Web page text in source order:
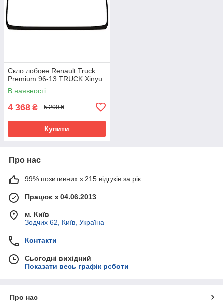
Скло лобове Renault Truck
Premium 96-13 TRUCK Xinyu
В наявності
4 368 ₴ 5 200 ₴
Купити
Про нас
99% позитивних з 215 відгуків за рік
Працює з 04.06.2013
м. Київ
Зодчих 62, Київ, Україна
Контакти
Сьогодні вихідний
Показати весь графік роботи
Про нас